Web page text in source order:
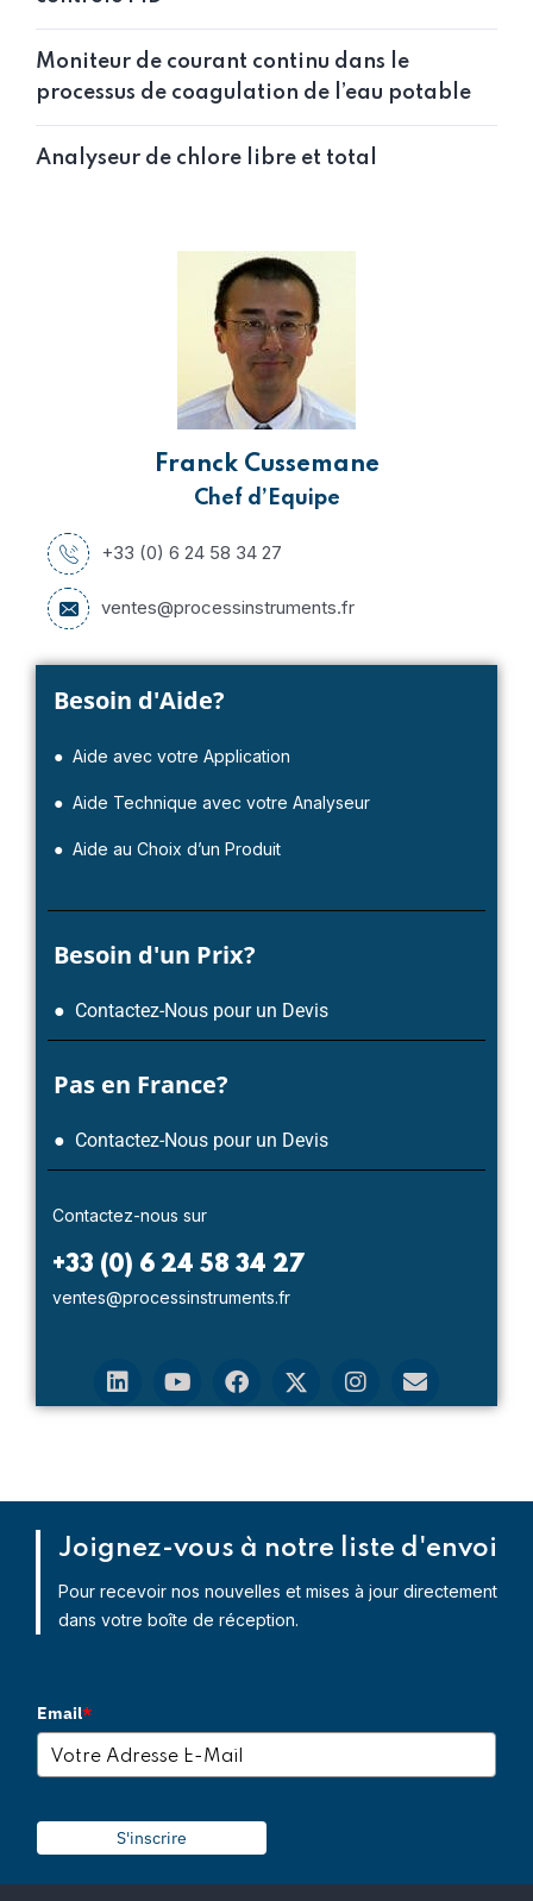
Moniteur de courant continu dans le
processus de coagulation de l’eau potable
Analyseur de chlore libre et total
Franck Cussemane
Chef d’Equipe
+33 (0) 6 24 58 34 27
ventes@processinstruments.fr
Besoin d'Aide?
● Aide avec votre Application
● Aide Technique avec votre Analyseur
● Aide au Choix d’un Produit
Besoin d'un Prix?
● Contactez-Nous pour un Devis
Pas en France?
● Contactez-Nous pour un Devis
Contactez-nous sur
+33 (0) 6 24 58 34 27
ventes@processinstruments.fr
Joignez-vous à notre liste d'envoi
Pour recevoir nos nouvelles et mises à jour directement
dans votre boîte de réception.
Email*
S'inscrire